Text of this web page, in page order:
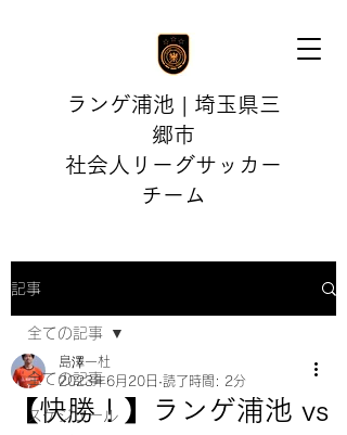
ランゲ浦池 | 埼玉県三
郷市
社会人リーグサッカー
チーム
記事
全ての記事
スケジュール
全ての記事
【快勝！】ランゲ浦池 vs
島澤一杜
2023年6月20日 読了時間: 2分